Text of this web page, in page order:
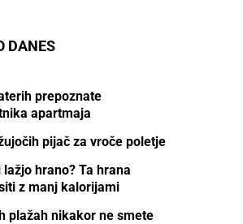
DANES
prepoznate
apartmaja
pijač za vroče poletje
hrano? Ta hrana
z manj kalorijami
plažah nikakor ne smete